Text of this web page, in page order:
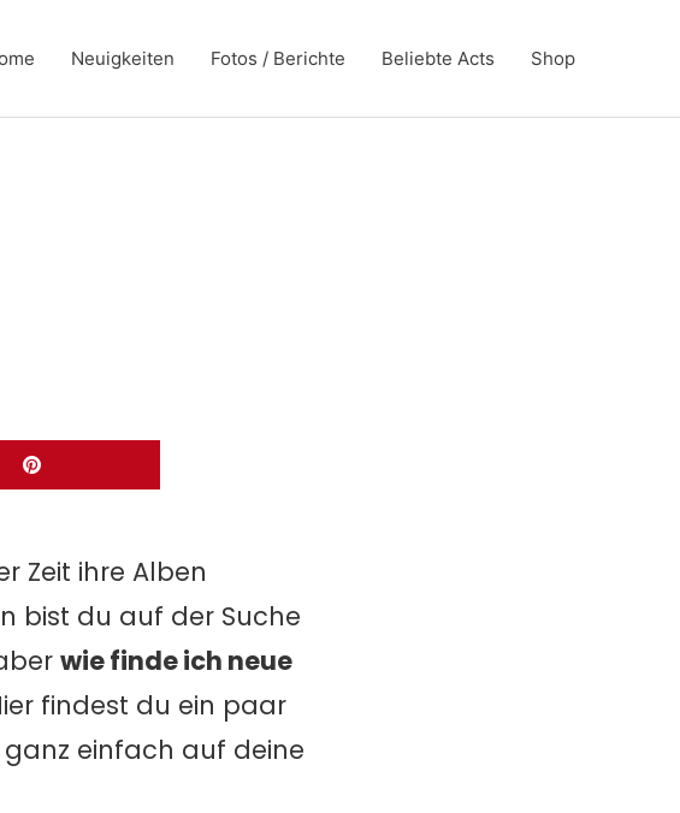
Neuigkeiten Fotos / Berichte Beliebte Acts Shop
Zeit ihre Alben
bist du auf der Suche
wie finde ich neue
findest du ein paar
einfach auf deine